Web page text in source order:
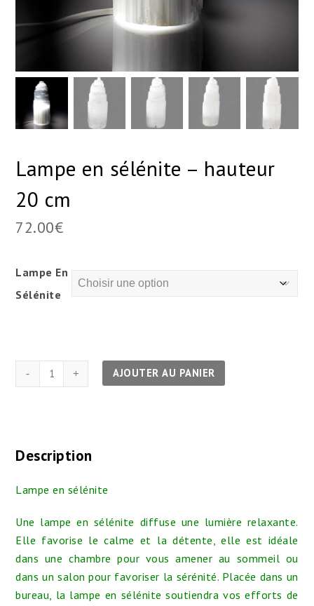
Lampe en sélénite – hauteur
20 cm
72.00€
Lampe En
Sélénite
quantité
de
-
20
cm
AJOUTER AU PANIER
Description
Lampe en sélénite
Une lampe en sélénite diffuse une lumière relaxante.
Elle favorise le calme et la détente, elle est idéale
dans une chambre pour vous amener au sommeil ou
dans un salon pour favoriser la sérénité. Placée dans un
bureau, la lampe en sélénite soutiendra vos efforts de